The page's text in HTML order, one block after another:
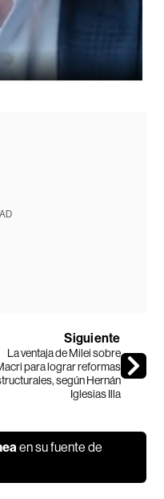
Siguiente
La ventaja de Milei sobre
para lograr reformas
según Hernán
Iglesias Illa
en su fuente de